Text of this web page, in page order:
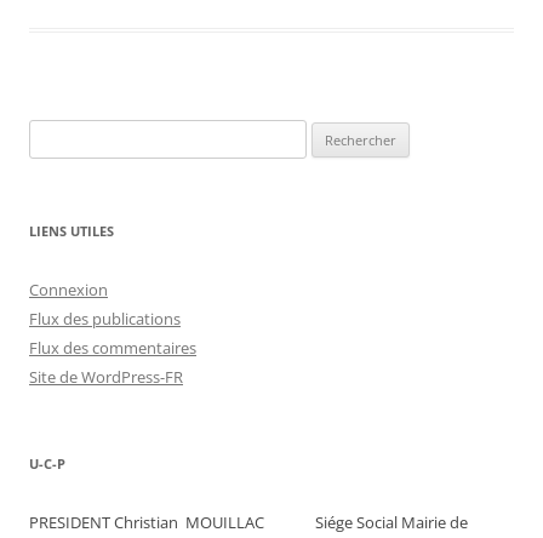
LIENS UTILES
Connexion
Flux des publications
Flux des commentaires
Site de WordPress-FR
U-C-P
PRESIDENT Christian MOUILLAC Siége Social Mairie de